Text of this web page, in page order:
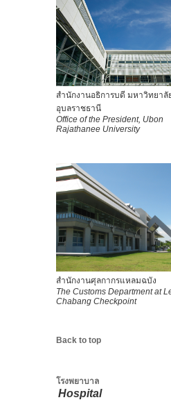
สำนักงานอธิการบดี มหาวิทยาลั
อุบลราชธานี
Office of the President, Ubon
Rajathanee University
สำนักงานศุลกากรแหลมฉบัง
The Customs Department at
Chabang Checkpoint
Back to top
โรงพยาบาล
Hospital